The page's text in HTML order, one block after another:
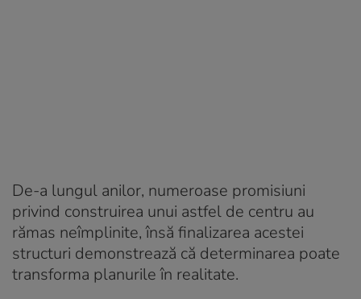
De-a lungul anilor, numeroase promisiuni
privind construirea unui astfel de centru au
rămas neîmplinite, însă finalizarea acestei
structuri demonstrează că determinarea poate
transforma planurile în realitate.